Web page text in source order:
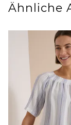
Ähnliche